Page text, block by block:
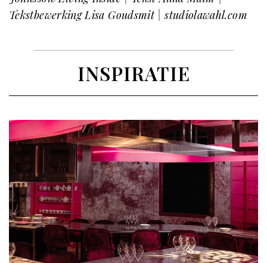
Tekstbewerking Lisa Goudsmit | studiolawahl.com
INSPIRATIE